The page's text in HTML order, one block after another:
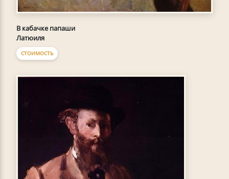
В кабачке папаши
Латюиля
СТОИМОСТЬ